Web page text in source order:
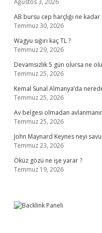
Ağustos 3, 2026
AB bursu cep harçlığı ne kadar
Temmuz 30, 2026
Wagyu sığırı kaç TL ?
Temmuz 29, 2026
Devamsızlık 5 gün olursa ne
Temmuz 25, 2026
Kemal Sunal Almanya’da
Temmuz 25, 2026
Av belgesi olmadan
Temmuz 25, 2026
John Maynard Keynes neyi
Temmuz 23, 2026
Öküz gözü ne işe yarar ?
Temmuz 19, 2026